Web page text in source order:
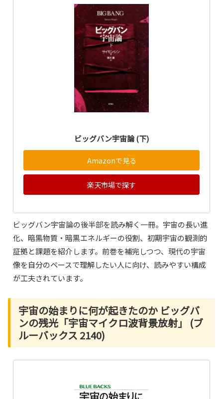
ビッグバン宇宙論 (下)
Amazonで見る
楽天市場で探す
ビッグバン宇宙論の後半部を読み解く一冊。宇宙の長い進
化、暗黒物質・暗黒エネルギーの役割、初期宇宙の観測的
証拠と課題を紹介します。前巻を補完しつつ、現代の宇宙
像を自分のペースで理解したい人に向け、読みやすい構成
が工夫されています。
宇宙の始まりに何が起きたのか ビッグバ
ンの残光「宇宙マイクロ波背景放射」 (ブ
ルーバックス 2140)